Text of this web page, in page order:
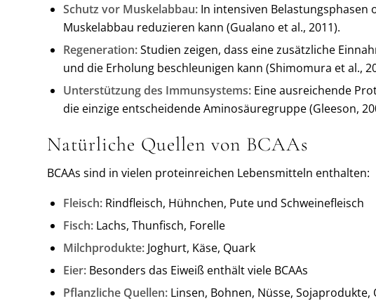
Schutz vor Muskelabbau: In intensiven Belastungsphasen
Muskelabbau reduzieren kann (Gualano et al., 2011).
Regeneration:Studien zeigen, dass eine zusätzliche
und die Erholung beschleunigen kann (Shimomura et al.,
Unterstützung des Immunsystems: Eine ausreichende
die einzige entscheidende Aminosäuregruppe (Gleeson,
Natürliche Quellen von BCAAs
BCAAs sind in vielen proteinreichen Lebensmitteln enthalten:
Fleisch: Rindfleisch, Hühnchen, Pute und Schweinefleisch
Fisch: Lachs, Thunfisch, Forelle
Milchprodukte: Joghurt, Käse, Quark
Eier: Besonders das Eiweiß enthält viele BCAAs
Pflanzliche Quellen: Linsen, Bohnen, Nüsse, Sojaprodukte,